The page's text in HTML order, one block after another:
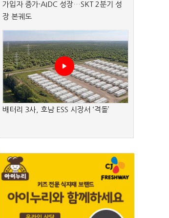
가입자 증가·AIDC 성장…SKT 2분기 성
장 본궤도
배터리 3사, 호남 ESS 시장서 ‘격돌’